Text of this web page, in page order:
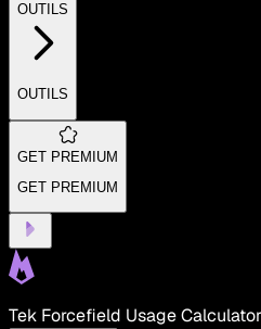
OUTILS
OUTILS
GET PREMIUM
GET PREMIUM
Tek Forcefield Usage Calculator